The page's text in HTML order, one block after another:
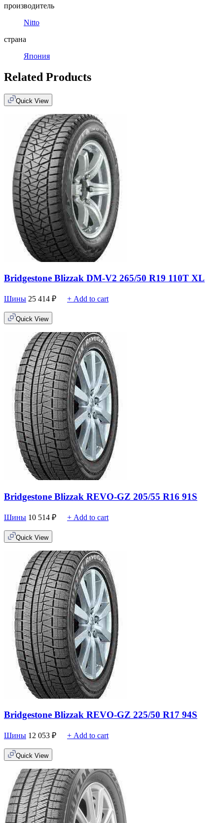
производитель
Nitto
страна
Япония
Related Products
Quick View
Bridgestone Blizzak DM-V2 265/50 R19 110T XL
Шины 25 414 ₽ + Add to cart
Quick View
Bridgestone Blizzak REVO-GZ 205/55 R16 91S
Шины 10 514 ₽ + Add to cart
Quick View
Bridgestone Blizzak REVO-GZ 225/50 R17 94S
Шины 12 053 ₽ + Add to cart
Quick View